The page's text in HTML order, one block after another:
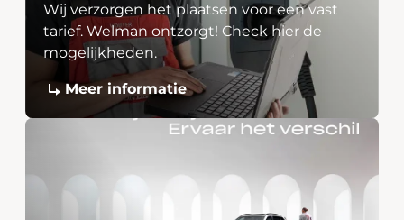
Wij verzorgen het plaatsen voor een vast
tarief. Welman ontzorgt! Check hier de
mogelijkheden.
Meer informatie